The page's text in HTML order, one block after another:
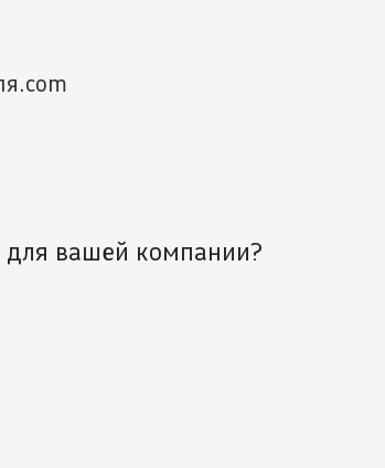
для вашей компании?